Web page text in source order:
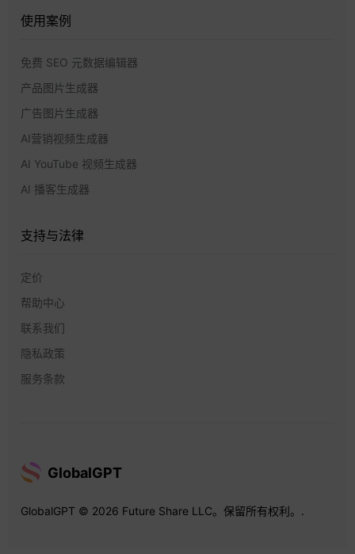
使用案例
免费 SEO 元数据编辑器
产品图片生成器
广告图片生成器
AI营销视频生成器
AI YouTube 视频生成器
AI 播客生成器
支持与法律
定价
帮助中心
联系我们
隐私政策
服务条款
GlobalGPT
GlobalGPT © 2026 Future Share LLC。保留所有权利。.